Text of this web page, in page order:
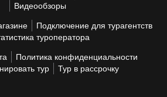
Видеообзоры
Подключение для турагентств
туроператора
Политика конфиденциальности
тур
Тур в рассрочку